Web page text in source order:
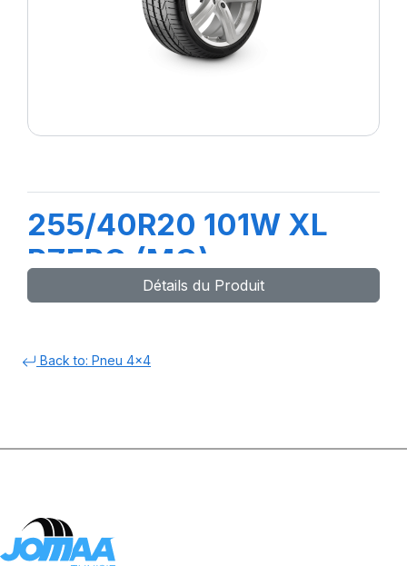
255/40R20 101W XL
PZERO (MO)
Détails du Produit
Back to: Pneu 4x4